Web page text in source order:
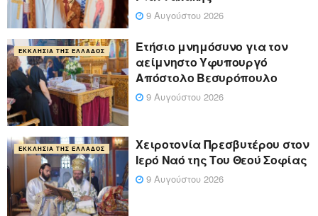
9 Αυγούστου 2026
ΕΚΚΛΗΣΊΑ ΤΗΣ ΕΛΛΆΔΟΣ
Ετήσιο μνημόσυνο για τον
αείμνηστο Υφυπουργό
Απόστολο Βεσυρόπουλο
9 Αυγούστου 2026
ΕΚΚΛΗΣΊΑ ΤΗΣ ΕΛΛΆΔΟΣ
Χειροτονία Πρεσβυτέρου στον
Ιερό Ναό της Του Θεού Σοφίας
9 Αυγούστου 2026